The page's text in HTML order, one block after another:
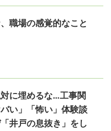
職場の感覚的なこと
対に埋めるな…工事関
い」「怖い」体験談
井戸の息抜き」をし